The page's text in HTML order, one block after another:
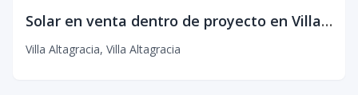
Solar en venta dentro de proyecto en Villa Altagracia
Villa Altagracia, Villa Altagracia